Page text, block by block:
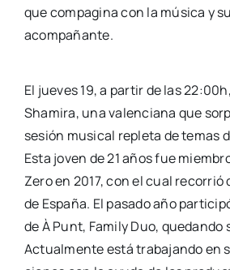
que com­pa­gi­na con la músi­ca y
acom­pa­ñan­te.
El jue­ves 19, a par­tir de las
Sha­mi­ra, una valen­cia­na que
sesión musi­cal reple­ta de temas
Esta joven de 21 años fue
Zero en 2017, con el cual
de Espa­ña. El pasa­do año
de À Punt, Family Duo,
Actual­men­te está tra­ba­jan­do en